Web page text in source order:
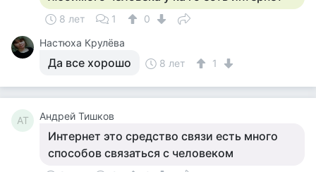
8 лет 1
0
Настюха Крулёва
Да все хорошо 8 лет 1
АТ Андрей Тишков
Интернет это средство связи есть много
способов связаться с человеком